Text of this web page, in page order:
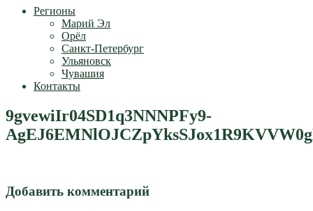
Регионы
Марий Эл
Орёл
Санкт-Петербург
Ульяновск
Чувашия
Контакты
9gvewiIr04SD1q3NNNPFy9-
Добавить комментарий